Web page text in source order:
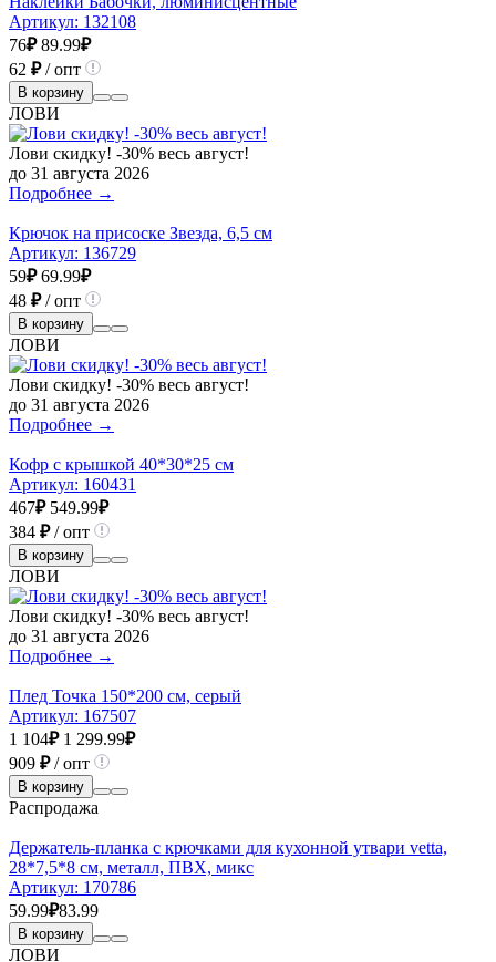
Артикул: 132108
76₽ 89.99₽
62 ₽/ опт
В корзину
ЛОВИ
Лови скидку! -30% весь август!
до 31 августа 2026
Подробнее →
Крючок на присоске Звезда, 6,5 см
Артикул: 136729
59₽ 69.99₽
48 ₽/ опт
В корзину
ЛОВИ
Лови скидку! -30% весь август!
до 31 августа 2026
Подробнее →
Кофр с крышкой 40*30*25 см
Артикул: 160431
467₽ 549.99₽
384 ₽/ опт
В корзину
ЛОВИ
Лови скидку! -30% весь август!
до 31 августа 2026
Подробнее →
Плед Точка 150*200 см, серый
Артикул: 167507
1 104₽ 1 299.99₽
909 ₽/ опт
В корзину
Распродажа
Держатель-планка с крючками для кухонной утвари vetta,
28*7,5*8 см, металл, ПВХ, микс
Артикул: 170786
59.99₽83.99
В корзину
ЛОВИ